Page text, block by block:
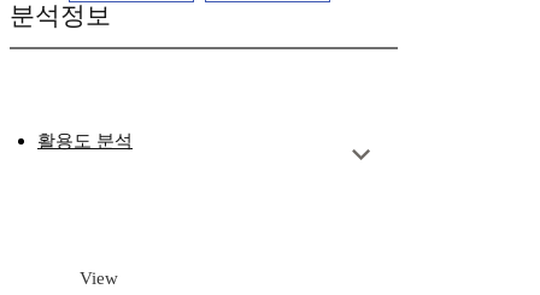
분석정보
활용도 분석
View